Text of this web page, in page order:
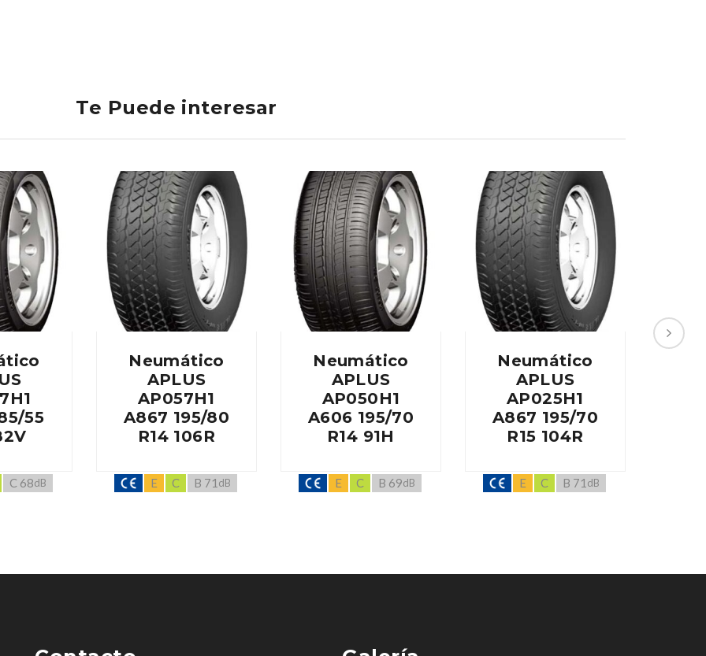
Te Puede interesar
55
C 68dB
Neumático
APLUS
AP057H1
A867 195/80
R14 106R
E C B 71 dB
Neumático
APLUS
AP050H1
A606 195/70
R14 91H
E C B 69dB
Neumático
APLUS
AP025H1
A867 195/70
R15 104R
E C B 71 dB